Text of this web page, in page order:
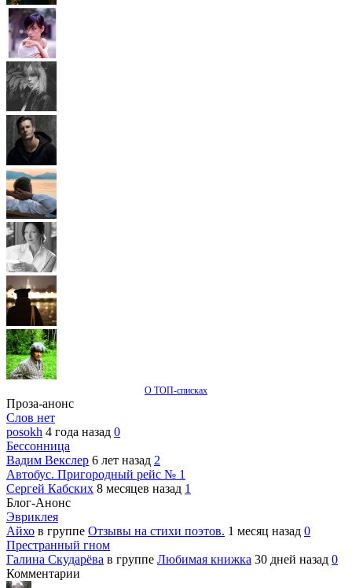
О ТОП-списках
Проза-анонс
Слов нет
posokh 4 года назад 0
Бессонница
Вадим Векслер 6 лет назад 2
Автобус. Пригородный рейс № 1
Сергей Кабских 8 месяцев назад 1
Блог-Анонс
Эвриклея
Айхо в группе Отзывы на стихи поэтов. 1 месяц назад 0
Престранный гном
Галина Скударёва в группе Любимая книжка 30 дней назад 0
Комментарии